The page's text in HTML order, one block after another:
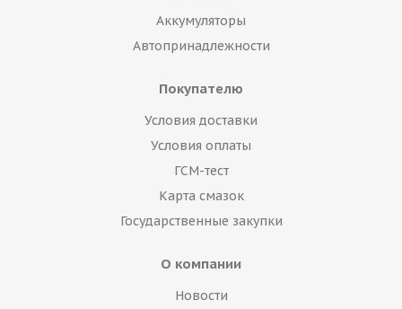
Аккумуляторы
Автопринадлежности
Покупателю
Условия доставки
Условия оплаты
ГСМ-тест
Карта смазок
Государственные закупки
О компании
Новости